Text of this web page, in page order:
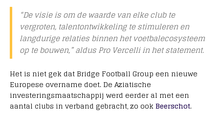
“De visie is om de waarde van elke club te
vergroten, talentontwikkeling te stimuleren en
langdurige relaties binnen het voetbalecosysteem
op te bouwen,”aldus Pro Vercelli in het statement.
Het is niet gek dat Bridge Football Group een nieuwe
Europese overname doet. De Aziatische
investeringsmaatschappij werd eerder al met een
aantal clubs in verband gebracht, zo ookBeerschot.